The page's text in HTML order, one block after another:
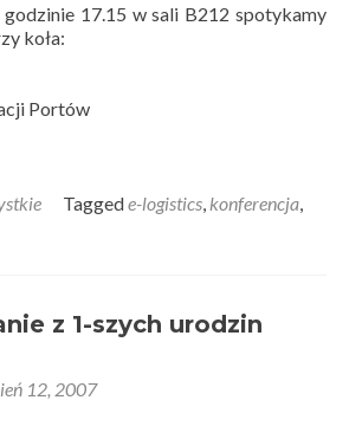
17.15 w sali B212 spotykamy
koła:
Portów
Taggede-logistics, konferencja,
z 1-szych urodzin
12, 2007